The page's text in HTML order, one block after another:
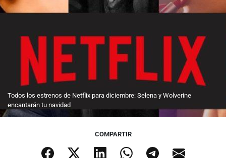
Todos los estrenos de Netflix para diciembre: Selena y Wolverine
encantarán tu navidad
COMPARTIR